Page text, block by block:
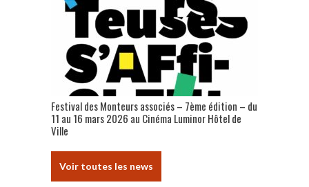
Festival des Monteurs associés – 7ème édition – du
11 au 16 mars 2026 au Cinéma Luminor Hôtel de
Ville
Voir toutes les news